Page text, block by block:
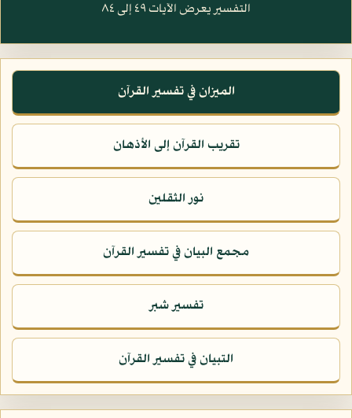
التفسير يعرض الآيات ٤٩ إلى ٨٤
الميزان في تفسير القرآن
تقريب القرآن إلى الأذهان
نور الثقلين
مجمع البيان في تفسير القرآن
تفسير شبر
التبيان في تفسير القرآن